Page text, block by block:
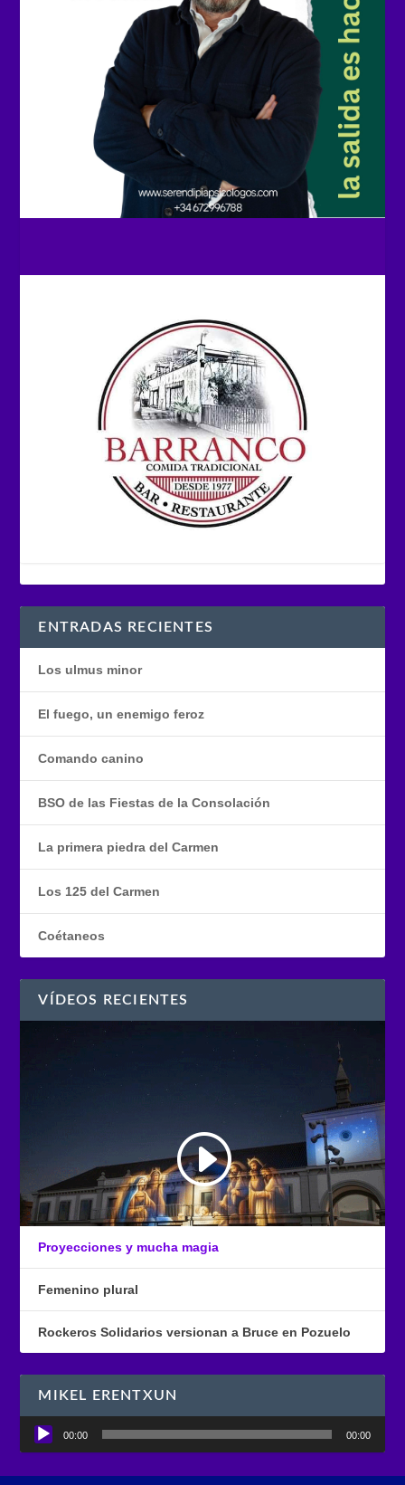
ENTRADAS RECIENTES
Los ulmus minor
El fuego, un enemigo feroz
Comando canino
BSO de las Fiestas de la Consolación
La primera piedra del Carmen
Los 125 del Carmen
Coétaneos
VÍDEOS RECIENTES
Proyecciones y mucha magia
Femenino plural
Rockeros Solidarios versionan a Bruce en Pozuelo
MIKEL ERENTXUN
Reproductor
00:00 00:00